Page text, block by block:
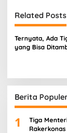
Related Posts
Ternyata, Ada
yang Bisa
Berita
1
Tiga
Rakerkonas